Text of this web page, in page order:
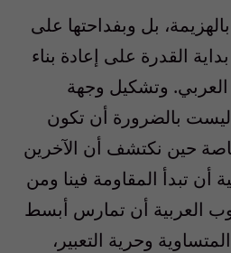
بل وبفداحتها على
القدرة على إعادة بناء
وتشكيل وجهة
ليست بالضرورة أن تكون
حين نكتشف أن الآخرين
تبدأ المقاومة فينا ومن
العربية أن تمارس أبسط
وحرية التعبير،